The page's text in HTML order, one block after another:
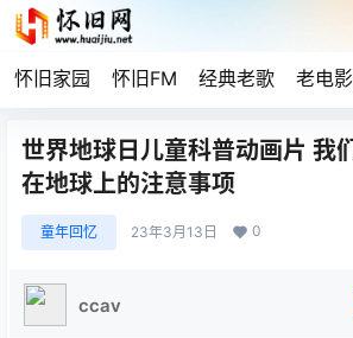
怀旧家园 怀旧FM 经典老歌 老电
世界地球日儿童科普动画片 我
在地球上的注意事项
童年回忆 23年3月13日 0
ccav